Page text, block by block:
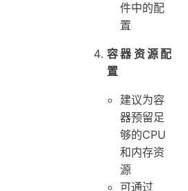
件中的配
置
容器资源配
置
建议为容
器预留足
够的CPU
和内存资
源
可通过